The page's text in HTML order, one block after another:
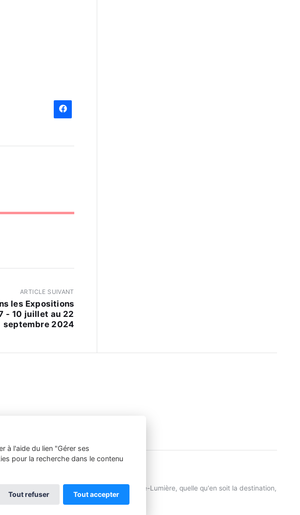
ARTICLE SUIVANT
les Expositions
- 10 juillet au 22
septembre 2024
Toute copie sans l'accord du Club Niépce-Lumière, quelle qu'en soit la destination,
Lumière
à l'aide du lien "Gérer ses
pour la recherche dans le contenu
Tout refuser Tout accepter